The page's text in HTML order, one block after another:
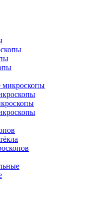
микроскопы